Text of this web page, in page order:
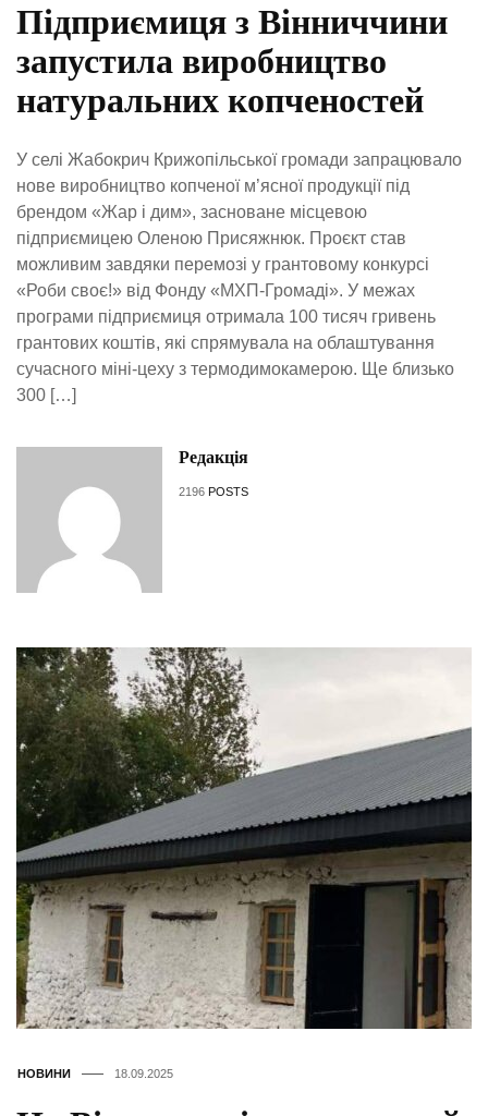
Підприємиця з Вінниччини
запустила виробництво
натуральних копченостей
У селі Жабокрич Крижопільської громади запрацювало
нове виробництво копченої м’ясної продукції під
брендом «Жар і дим», засноване місцевою
підприємицею Оленою Присяжнюк. Проєкт став
можливим завдяки перемозі у грантовому конкурсі
«Роби своє!» від Фонду «МХП-Громаді». У межах
програми підприємиця отримала 100 тисяч гривень
грантових коштів, які спрямувала на облаштування
сучасного міні-цеху з термодимокамерою. Ще близько
300 […]
Редакція
2196 POSTS
НОВИНИ 18.09.2025